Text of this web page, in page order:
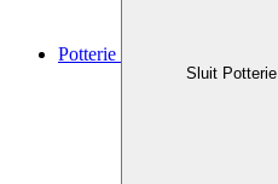
Potterie
Sluit Potterie